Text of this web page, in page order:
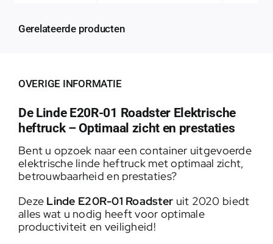
Gerelateerde producten
OVERIGE INFORMATIE
De Linde E20R-01 Roadster Elektrische
heftruck – Optimaal zicht en prestaties
Bent u opzoek naar een container uitgevoerde
elektrische linde heftruck met optimaal zicht,
betrouwbaarheid en prestaties?
Deze Linde E20R-01 Roadster uit 2020 biedt
alles wat u nodig heeft voor optimale
productiviteit en veiligheid!